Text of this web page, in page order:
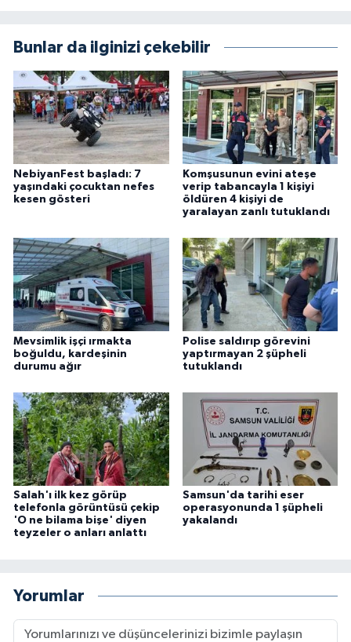
Bunlar da ilginizi çekebilir
NebiyanFest başladı: 7
yaşındaki çocuktan nefes
kesen gösteri
Komşusunun evini ateşe
verip tabancayla 1 kişiyi
öldüren 4 kişiyi de
yaralayan zanlı tutuklandı
Mevsimlik işçi ırmakta
boğuldu, kardeşinin
durumu ağır
Polise saldırıp görevini
yaptırmayan 2 şüpheli
tutuklandı
Salah'ı ilk kez görüp
telefonla görüntüsü çekip
'O ne bilama bişe' diyen
teyzeler o anları anlattı
Samsun'da tarihi eser
operasyonunda 1 şüpheli
yakalandı
Yorumlar